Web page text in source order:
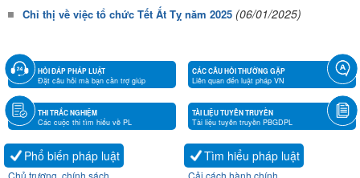
Chỉ thị về việc tổ chức Tết Ất Tỵ năm 2025 (06/01/2025)
HỎI ĐÁP PHÁP LUẬT
Đặt câu hỏi mà bạn cần trợ giúp
CÁC CÂU HỎI THƯỜNG GẶP
Liên quan đến luật pháp VN
THI TRẮC NGHIỆM
Các cuộc thi tìm hiểu về PL
TÀI LIỆU TUYÊN TRUYỀN
Tài liệu tuyên truyền PBGDPL
Phổ biến pháp luật
Chủ trương, chính sách
Tìm hiểu pháp luật
Cải cách hành chính